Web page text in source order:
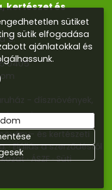
kertészet és
5.
0405
- dísznövények,
és kertészeti
Elállás a szerződéstől
ÁSZF Süti
sütiket
sütik elfogadása
ajánlatokkal és